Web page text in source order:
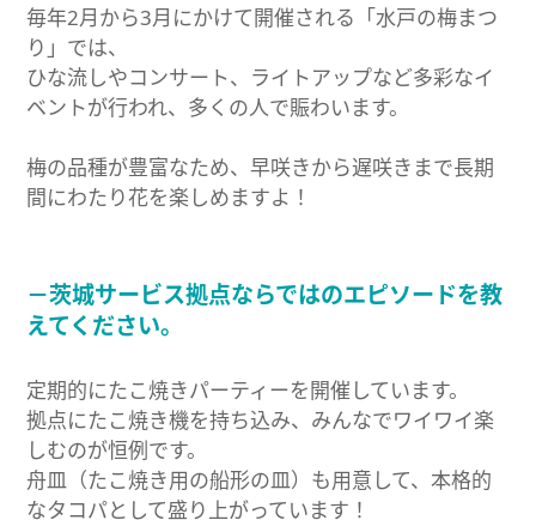
毎年2月から3月にかけて開催される「水戸の梅まつ
り」では、
ひな流しやコンサート、ライトアップなど多彩なイ
ベントが行われ、多くの人で賑わいます。
梅の品種が豊富なため、早咲きから遅咲きまで長期
間にわたり花を楽しめますよ！
－茨城サービス拠点ならではのエピソードを教
えてください。
定期的にたこ焼きパーティーを開催しています。
拠点にたこ焼き機を持ち込み、みんなでワイワイ楽
しむのが恒例です。
舟皿（たこ焼き用の船形の皿）も用意して、本格的
なタコパとして盛り上がっています！